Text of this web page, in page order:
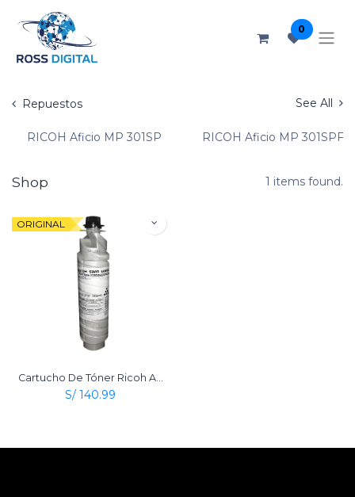
0
Repuestos See All
RICOH Aficio MP 301SP RICOH Aficio MP 301SPF
Shop 1 items found.
ORIGINAL
S/ 140.99